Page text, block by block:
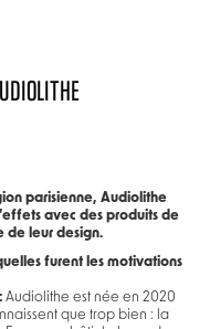
parisienne, Audiolithe
avec des produits de
de leur design.
furent les motivations
Audiolithe est née en 2020
que trop bien : la